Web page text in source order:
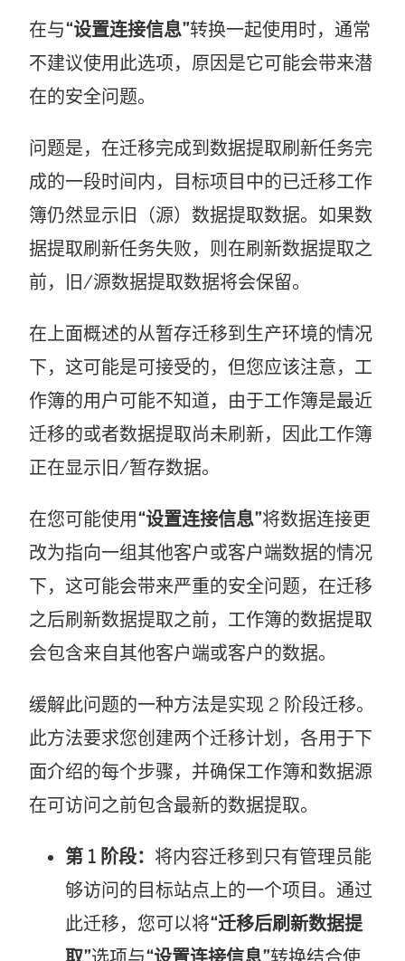
在与“设置连接信息”转换一起使用时，通常
不建议使用此选项，原因是它可能会带来潜
在的安全问题。
问题是，在迁移完成到数据提取刷新任务完
成的一段时间内，
目标项目中的已迁移工作
簿仍然显示旧（源）数据提取数据。如果数
据提取刷新任务失败，则在刷新数据提取之
前，旧/源数据提取数据将会保留。
在上面概述的从暂存迁移到生产环境的情况
下，这可能是可接受的，但您应该注意，工
作簿的用户可能不知道，由于工作簿是最近
迁移的或者数据提取尚未刷新，因此工作簿
正在显示旧/暂存数据。
在您可能使用“设置连接信息”将数据连接更
改为指向一组其他客户或客户端数据的情况
下，这可能会带来严重的安全问题，在迁移
之后刷新数据提取之前，工作簿的数据提取
会包含来自其他客户端或客户的数据。
缓解此问题的一种方法是实现 2 阶段迁移。
此方法要求您创建两个迁移计划，各用于下
面介绍的每个步骤，并确保工作簿和数据源
在可访问之前包含最新的数据提取。
第 1 阶段： 将内容迁移到只有管理员能
够访问的目标站点上的一个项目。通过
此迁移，您可以将“迁移后刷新数据提